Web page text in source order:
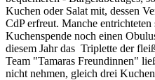
Kuchen oder Salat mit, dessen
CdP erfreut. Manche
Kuchenspende noch einen
diesem Jahr das Triplette der
Team "Tamaras Freundinnen"
nicht nehmen, gleich drei